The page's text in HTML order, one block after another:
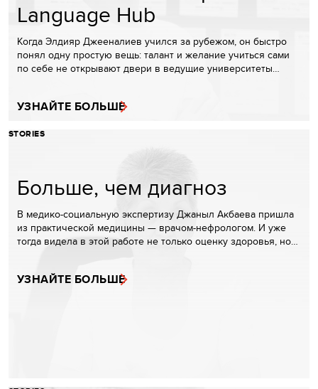
Language Hub
Когда Элдияр Джееналиев учился за рубежом, он быстро
понял одну простую вещь: талант и желание учиться сами
по себе не открывают двери в ведущие университеты…
УЗНАЙТЕ БОЛЬШЕ
STORIES
Больше, чем диагноз
В медико-социальную экспертизу Джаныл Акбаева пришла
из практической медицины — врачом-нефрологом. И уже
тогда видела в этой работе не только оценку здоровья, но…
УЗНАЙТЕ БОЛЬШЕ